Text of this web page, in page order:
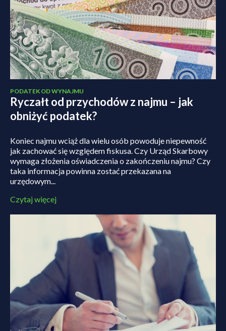
PODATEK OD WYNAJMU
Ryczałt od przychodów z najmu – jak
obniżyć podatek?
Koniec najmu wciąż dla wielu osób powoduje niepewność
jak zachować się względem fiskusa. Czy Urząd Skarbowy
wymaga złożenia oświadczenia o zakończeniu najmu? Czy
taka informacja powinna zostać przekazana na
urzędowym...
Czytaj więcej